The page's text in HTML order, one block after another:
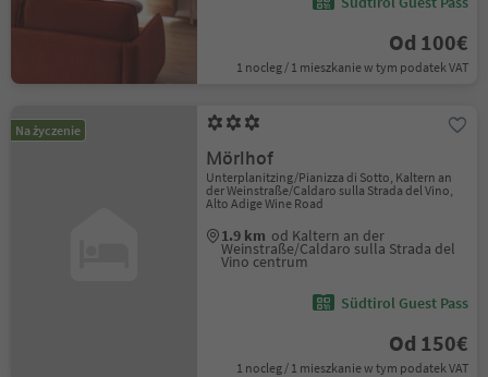
Od 100€
1 nocleg / 1 mieszkanie w tym podatek VAT
Na życzenie
Mörlhof
Unterplanitzing/Pianizza di Sotto, Kaltern an
der Weinstraße/Caldaro sulla Strada del Vino,
Alto Adige Wine Road
1.9 km od Kaltern an der
Weinstraße/Caldaro sulla Strada del
Vino centrum
Südtirol Guest Pass
Od 150€
1 nocleg / 1 mieszkanie w tym podatek VAT